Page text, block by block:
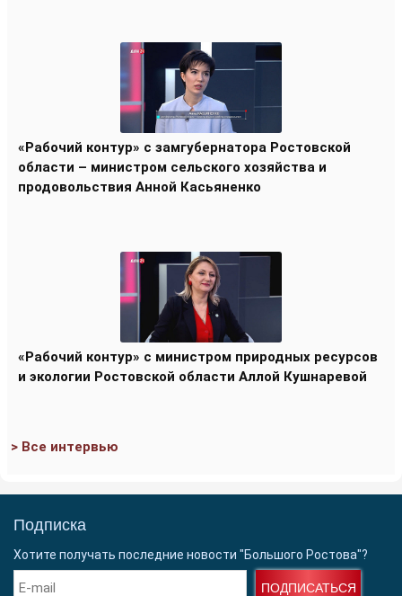
«Рабочий контур» с замгубернатора Ростовской
области – министром сельского хозяйства и
продовольствия Анной Касьяненко
«Рабочий контур» с министром природных ресурсов
и экологии Ростовской области Аллой Кушнаревой
> Все интервью
Подписка
Хотите получать последние новости "Большого Ростова"?
ПОДПИСАТЬСЯ